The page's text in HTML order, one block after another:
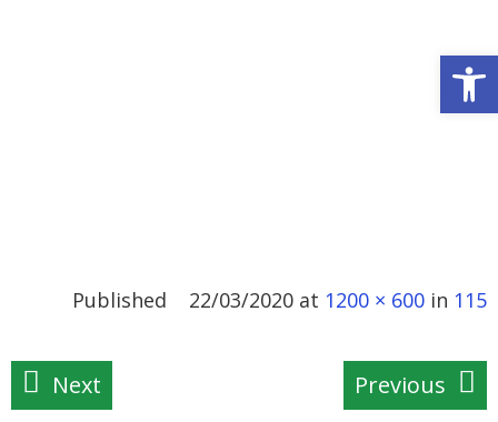
Published 22/03/2020 at 1200 × 600 in 115
Previous
Next
פתח סרגל נגישות